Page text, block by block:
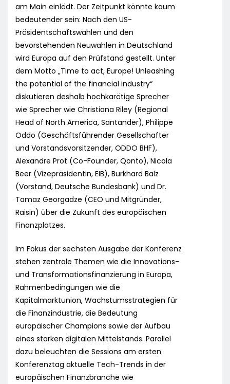
am Main einlädt. Der Zeitpunkt könnte kaum
bedeutender sein: Nach den US-
Präsidentschaftswahlen und den
bevorstehenden Neuwahlen in Deutschland
wird Europa auf den Prüfstand gestellt. Unter
dem Motto „Time to act, Europe! Unleashing
the potential of the financial industry“
diskutieren deshalb hochkarätige Sprecher
wie Sprecher wie Christiana Riley (Regional
Head of North America, Santander), Philippe
Oddo (Geschäftsführender Gesellschafter
und Vorstandsvorsitzender, ODDO BHF),
Alexandre Prot (Co-Founder, Qonto), Nicola
Beer (Vizepräsidentin, EIB), Burkhard Balz
(Vorstand, Deutsche Bundesbank) und Dr.
Tamaz Georgadze (CEO und Mitgründer,
Raisin) über die Zukunft des europäischen
Finanzplatzes.
Im Fokus der sechsten Ausgabe der Konferenz
stehen zentrale Themen wie die Innovations-
und Transformationsfinanzierung in Europa,
Rahmenbedingungen wie die
Kapitalmarktunion, Wachstumsstrategien für
die Finanzindustrie, die Bedeutung
europäischer Champions sowie der Aufbau
eines starken digitalen Mittelstands. Parallel
dazu beleuchten die Sessions am ersten
Konferenztag aktuelle Tech-Trends in der
europäischen Finanzbranche wie